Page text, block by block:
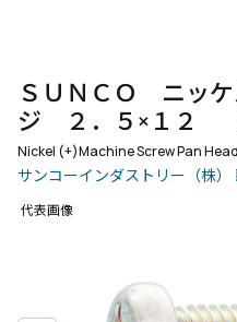
ＳＵＮＣＯ ニッ
ジ ２．５×１２
Nickel (+)Machine Screw Pan Head
サンコーインダストリー（株）
代表画像